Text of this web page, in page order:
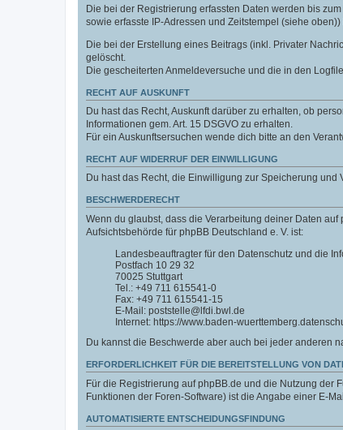
Die bei der Registrierung erfassten Daten werden bis
sowie erfasste IP-Adressen und Zeitstempel (siehe
Die bei der Erstellung eines Beitrags (inkl. Privater
gelöscht.
Die gescheiterten Anmeldeversuche und die in den
RECHT AUF AUSKUNFT
Du hast das Recht, Auskunft darüber zu erhalten, ob
Informationen gem. Art. 15 DSGVO zu erhalten.
Für ein Auskunftsersuchen wende dich bitte an den
RECHT AUF WIDERRUF DER EINWILLIGUNG
Du hast das Recht, die Einwilligung zur Speicherung
BESCHWERDERECHT
Wenn du glaubst, dass die Verarbeitung deiner Daten
Aufsichtsbehörde für phpBB Deutschland e. V. ist:
Landesbeauftragter für den Datenschutz und die
Postfach 10 29 32
70025 Stuttgart
Tel.: +49 711 615541-0
Fax: +49 711 615541-15
E-Mail: poststelle@lfdi.bwl.de
Internet: https://www.baden-
Du kannst die Beschwerde aber auch bei jeder anderen
ERFORDERLICHKEIT FÜR DIE BEREITSTELLUNG VON
Für die Registrierung auf phpBB.de und die Nutzung der
Funktionen der Foren-Software) ist die Angabe einer E-
AUTOMATISIERTE ENTSCHEIDUNGSFINDUNG